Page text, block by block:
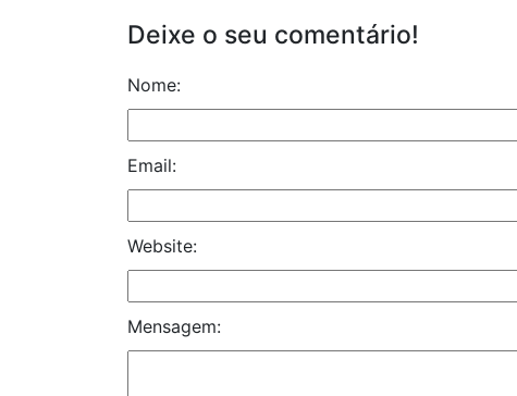
Deixe o seu comentário!
Nome:
Email:
Website:
Mensagem: